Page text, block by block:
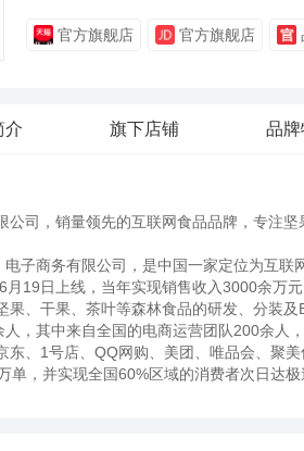
官方旗舰店 官方旗舰店
介 旗下店铺 品牌
公司，销量领先的互联网食品品牌，专注
商务有限公司，是中国一家定位为互联
月19日上线，当年实现销售收入3000余万
果、干果、茶叶等森林食品的研发、分装
，其中来自全国的电商运营团队200余人
东、1号店、QQ网购、美团、唯品会、聚
单，并实现全国60%区域的消费者次日达